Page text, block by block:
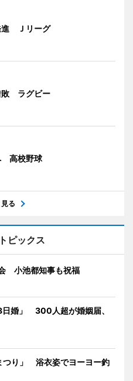
進 Ｊリーグ
敗 ラグビー
高校野球
る
ピックス
小池都知事も祝福
婚」 300人超が婚姻届、
つり」 浴衣姿でヨーヨー釣